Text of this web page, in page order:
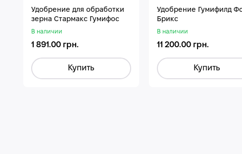
Удобрение для обработки
зерна Стармакс Гумифос
В наличии
1 891.00 грн.
Купить
Удобрение Гумифилд
Брикс
В наличии
11 200.00 грн.
Купить